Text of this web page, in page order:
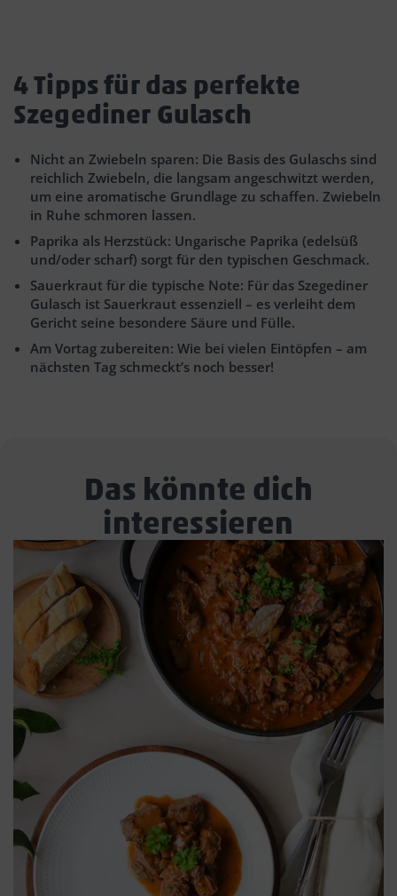
Text
Block
4 Tipps für das perfekte
Szegediner Gulasch
Nicht an Zwiebeln sparen: Die Basis des Gulaschs sind
reichlich Zwiebeln, die langsam angeschwitzt werden,
um eine aromatische Grundlage zu schaffen. Zwiebeln
in Ruhe schmoren lassen.
Paprika als Herzstück: Ungarische Paprika (edelsüß
und/oder scharf) sorgt für den typischen Geschmack.
Sauerkraut für die typische Note: Für das Szegediner
Gulasch ist Sauerkraut essenziell – es verleiht dem
Gericht seine besondere Säure und Fülle.
Am Vortag zubereiten: Wie bei vielen Eintöpfen – am
nächsten Tag schmeckt’s noch besser!
Das könnte dich
interessieren